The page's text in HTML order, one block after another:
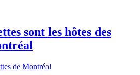
sont les hôtes des